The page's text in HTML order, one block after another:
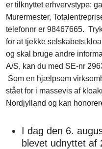
er tilknyttet erhvervstype:
Murermester,
telefonnr er 98467665.
for at tjekke selskabets
og skal bruge andre
A/S, kan du med SE-nr
Som en hjælpsom
stået for i massevis af
Nordjylland og kan
I dag den 6.
blevet udnyttet